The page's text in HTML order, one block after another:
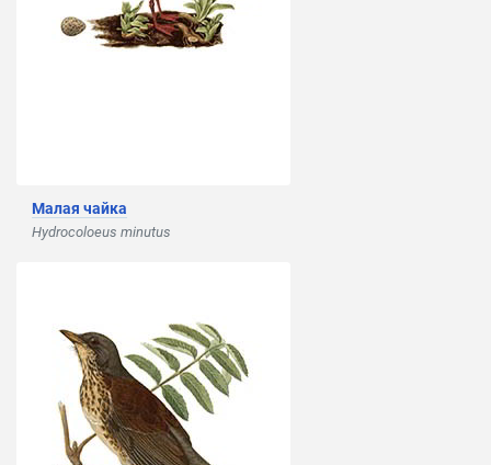
Малая чайка
Hydrocoloeus minutus